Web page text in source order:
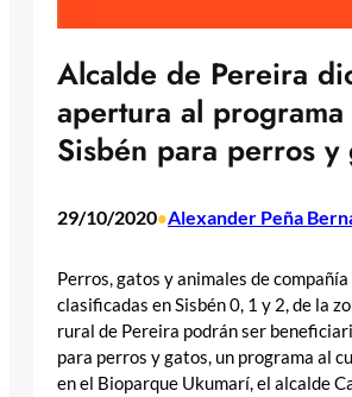
Alcalde de Pereira
apertura al
Sisbén para perros y
29/10/2020•Alexander Peña
Perros, gatos y animales de
clasificadas en Sisbén 0, 1 y 2, de la
rural de Pereira podrán ser
para perros y gatos, un programa al
en el Bioparque Ukumarí, el alcalde